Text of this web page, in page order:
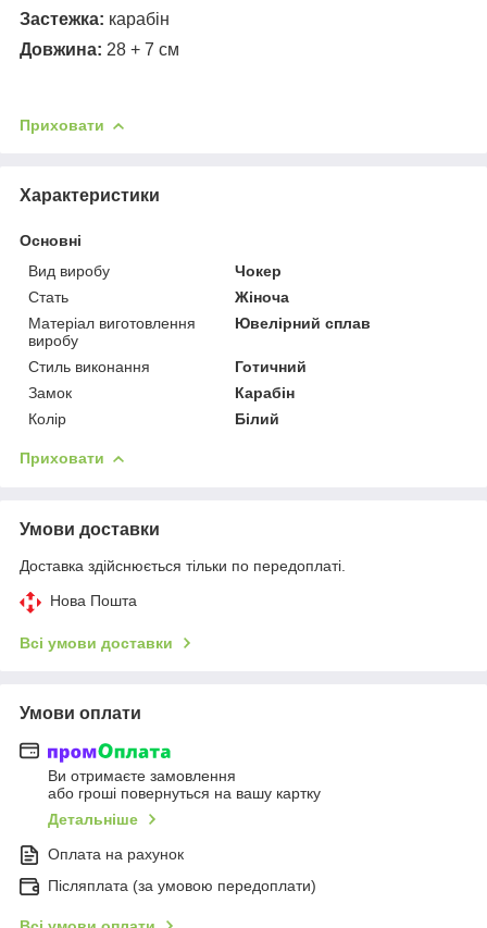
Застежка: карабін
Довжина: 28 + 7 см
Приховати
Характеристики
Основні
Вид виробу
Чокер
Стать
Жіноча
Матеріал виготовлення
виробу
Ювелірний сплав
Стиль виконання
Готичний
Замок
Карабін
Колір
Білий
Приховати
Умови доставки
Доставка здійснюється тільки по передоплаті.
Нова Пошта
Всі умови доставки
Умови оплати
Ви отримаєте замовлення
або гроші повернуться на вашу картку
Детальніше
Оплата на рахунок
Післяплата (за умовою передоплати)